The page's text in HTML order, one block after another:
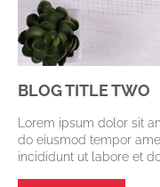
BLOG TITLE TWO
Lorem ipsum dolor sit
do eiusmod tempor
incididunt ut labore et